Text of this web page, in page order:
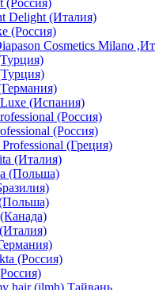
(Россия)
Delight (Италия)
(Россия)
Cosmetics Milano
(Испания)
(Россия)
(Россия)
(Греция)
(Италия)
(Польша)
(Россия)
hair (ilmh) Тайвань